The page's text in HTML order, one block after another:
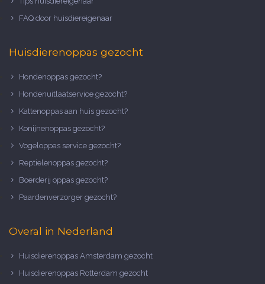
FAQ door huisdiereigenaar
Huisdierenoppas gezocht
Hondenoppas gezocht?
Hondenuitlaatservice gezocht?
Kattenoppas aan huis gezocht?
Konijnenoppas gezocht?
Vogeloppas service gezocht?
Reptielenoppas gezocht?
Boerderij oppas gezocht?
Paardenverzorger gezocht?
Overal in Nederland
Huisdierenoppas Amsterdam gezocht
Huisdierenoppas Rotterdam gezocht